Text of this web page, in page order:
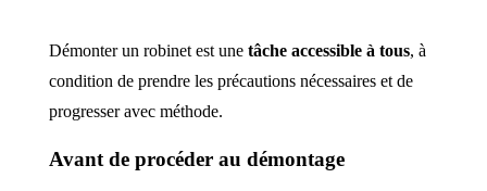
Démonter un robinet est une tâche accessible à tous, à
condition de prendre les précautions nécessaires et de
progresser avec méthode.
Avant de procéder au démontage